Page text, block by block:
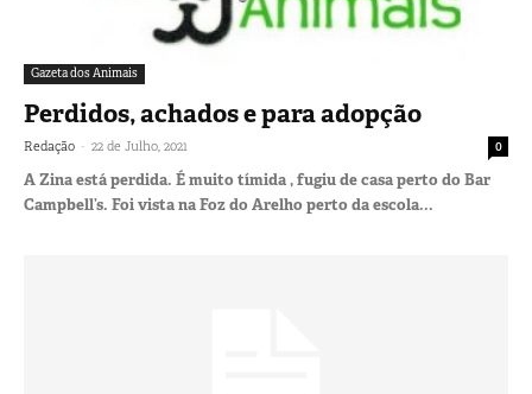
Gazeta dos Animais
Perdidos, achados e para adopção
Redação - 22 de Julho, 2021 0
A Zina está perdida. É muito tímida , fugiu de casa perto do Bar
Campbell’s. Foi vista na Foz do Arelho perto da escola...